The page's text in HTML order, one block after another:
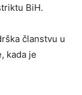
BiH.
članstvu u
kada je